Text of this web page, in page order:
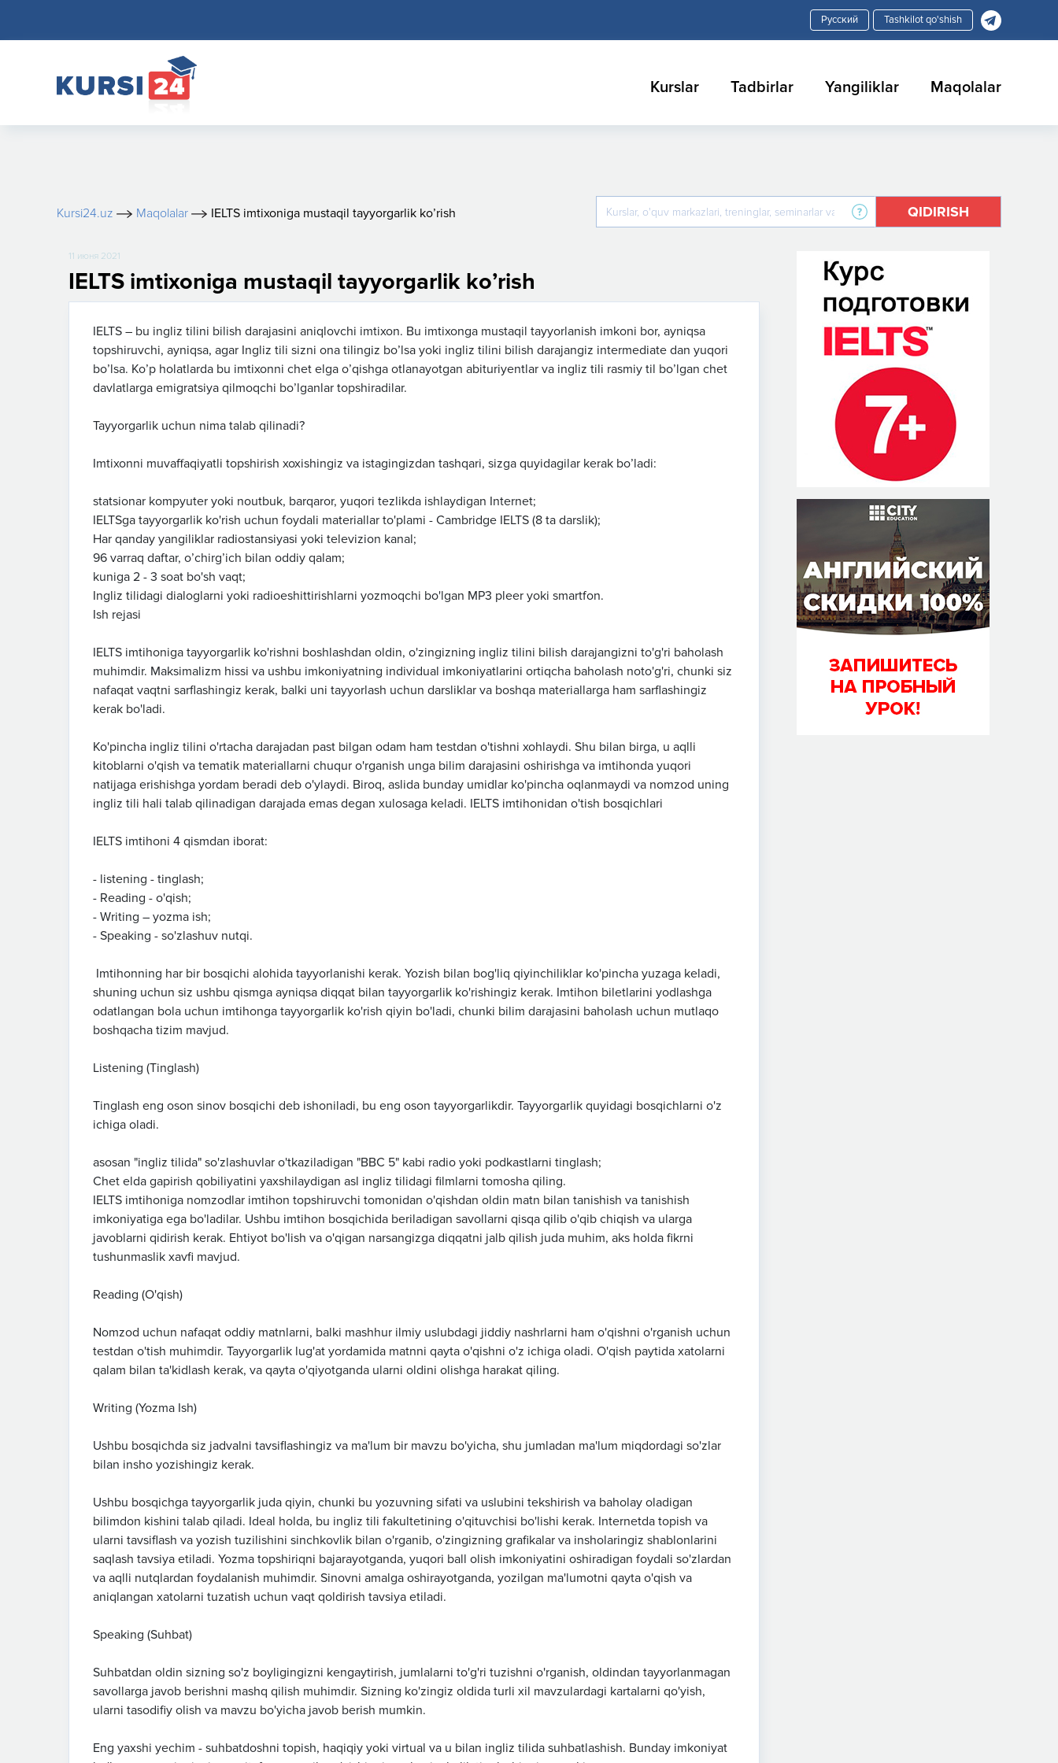
Tashkilot qo'shish
Kurslar Tadbirlar Yangiliklar Maqolalar
Kursi24.uz Maqolalar IELTS imtixoniga mustaqil tayyorgarlik ko’rish QIDIRISH
11 июня 2021
IELTS imtixoniga mustaqil tayyorgarlik ko’rish
IELTS – bu ingliz tilini bilish darajasini aniqlovchi imtixon. Bu imtixonga mustaqil tayyorlanish imkoni bor, ayniqsa
topshiruvchi, ayniqsa, agar Ingliz tili sizni ona tilingiz bo’lsa yoki ingliz tilini bilish darajangiz intermediate dan yuqori
bo’lsa. Ko’p holatlarda bu imtixonni chet elga o’qishga otlanayotgan abituriyentlar va ingliz tili rasmiy til bo’lgan chet
davlatlarga emigratsiya qilmoqchi bo’lganlar topshiradilar.
Tayyorgarlik uchun nima talab qilinadi?
Imtixonni muvaffaqiyatli topshirish xoxishingiz va istagingizdan tashqari, sizga quyidagilar kerak bo’ladi:
statsionar kompyuter yoki noutbuk, barqaror, yuqori tezlikda ishlaydigan Internet;
IELTSga tayyorgarlik ko'rish uchun foydali materiallar to'plami - Cambridge IELTS (8 ta darslik);
Har qanday yangiliklar radiostansiyasi yoki televizion kanal;
96 varraq daftar, o’chirg’ich bilan oddiy qalam;
kuniga 2 - 3 soat bo'sh vaqt;
Ingliz tilidagi dialoglarni yoki radioeshittirishlarni yozmoqchi bo'lgan MP3 pleer yoki smartfon.
Ish rejasi
IELTS imtihoniga tayyorgarlik ko'rishni boshlashdan oldin, o'zingizning ingliz tilini bilish darajangizni to'g'ri baholash
muhimdir. Maksimalizm hissi va ushbu imkoniyatning individual imkoniyatlarini ortiqcha baholash noto'g'ri, chunki siz
nafaqat vaqtni sarflashingiz kerak, balki uni tayyorlash uchun darsliklar va boshqa materiallarga ham sarflashingiz
kerak bo'ladi.
Ko'pincha ingliz tilini o'rtacha darajadan past bilgan odam ham testdan o'tishni xohlaydi. Shu bilan birga, u aqlli
kitoblarni o'qish va tematik materiallarni chuqur o'rganish unga bilim darajasini oshirishga va imtihonda yuqori
natijaga erishishga yordam beradi deb o'ylaydi. Biroq, aslida bunday umidlar ko'pincha oqlanmaydi va nomzod uning
ingliz tili hali talab qilinadigan darajada emas degan xulosaga keladi. IELTS imtihonidan o'tish bosqichlari
IELTS imtihoni 4 qismdan iborat:
- listening - tinglash;
- Reading - o'qish;
- Writing – yozma ish;
- Speaking - so'zlashuv nutqi.
Imtihonning har bir bosqichi alohida tayyorlanishi kerak. Yozish bilan bog'liq qiyinchiliklar ko'pincha yuzaga keladi,
shuning uchun siz ushbu qismga ayniqsa diqqat bilan tayyorgarlik ko'rishingiz kerak. Imtihon biletlarini yodlashga
odatlangan bola uchun imtihonga tayyorgarlik ko'rish qiyin bo'ladi, chunki bilim darajasini baholash uchun mutlaqo
boshqacha tizim mavjud.
Listening (Tinglash)
Tinglash eng oson sinov bosqichi deb ishoniladi, bu eng oson tayyorgarlikdir. Tayyorgarlik quyidagi bosqichlarni o'z
ichiga oladi.
asosan "ingliz tilida" so'zlashuvlar o'tkaziladigan "BBC 5" kabi radio yoki podkastlarni tinglash;
Chet elda gapirish qobiliyatini yaxshilaydigan asl ingliz tilidagi filmlarni tomosha qiling.
IELTS imtihoniga nomzodlar imtihon topshiruvchi tomonidan o'qishdan oldin matn bilan tanishish va tanishish
imkoniyatiga ega bo'ladilar. Ushbu imtihon bosqichida beriladigan savollarni qisqa qilib o'qib chiqish va ularga
javoblarni qidirish kerak. Ehtiyot bo'lish va o'qigan narsangizga diqqatni jalb qilish juda muhim, aks holda fikrni
tushunmaslik xavfi mavjud.
Reading (O'qish)
Nomzod uchun nafaqat oddiy matnlarni, balki mashhur ilmiy uslubdagi jiddiy nashrlarni ham o'qishni o'rganish uchun
testdan o'tish muhimdir. Tayyorgarlik lug'at yordamida matnni qayta o'qishni o'z ichiga oladi. O'qish paytida xatolarni
qalam bilan ta'kidlash kerak, va qayta o'qiyotganda ularni oldini olishga harakat qiling.
Writing (Yozma Ish)
Ushbu bosqichda siz jadvalni tavsiflashingiz va ma'lum bir mavzu bo'yicha, shu jumladan ma'lum miqdordagi so'zlar
bilan insho yozishingiz kerak.
Ushbu bosqichga tayyorgarlik juda qiyin, chunki bu yozuvning sifati va uslubini tekshirish va baholay oladigan
bilimdon kishini talab qiladi. Ideal holda, bu ingliz tili fakultetining o'qituvchisi bo'lishi kerak. Internetda topish va
ularni tavsiflash va yozish tuzilishini sinchkovlik bilan o'rganib, o'zingizning grafikalar va insholaringiz shablonlarini
saqlash tavsiya etiladi. Yozma topshiriqni bajarayotganda, yuqori ball olish imkoniyatini oshiradigan foydali so'zlardan
va aqlli nutqlardan foydalanish muhimdir. Sinovni amalga oshirayotganda, yozilgan ma'lumotni qayta o'qish va
aniqlangan xatolarni tuzatish uchun vaqt qoldirish tavsiya etiladi.
Speaking (Suhbat)
Suhbatdan oldin sizning so'z boyligingizni kengaytirish, jumlalarni to'g'ri tuzishni o'rganish, oldindan tayyorlanmagan
savollarga javob berishni mashq qilish muhimdir. Sizning ko'zingiz oldida turli xil mavzulardagi kartalarni qo'yish,
ularni tasodifiy olish va mavzu bo'yicha javob berish mumkin.
Eng yaxshi yechim - suhbatdoshni topish, haqiqiy yoki virtual va u bilan ingliz tilida suhbatlashish. Bunday imkoniyat